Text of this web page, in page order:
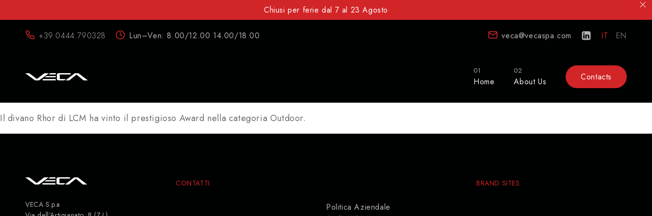
Chiusi per ferie dal 7 al 23 Agosto
+39.0444.790328 Lun–Ven: 8.00/12.00 14.00/18.00 veca@vecaspa.com IT EN
01
Home
02
About Us Contacts
Il divano Rhor di LCM ha vinto il prestigioso Award nella categoria Outdoor.
VECA S.p.a
CONTATTI
Politica Aziendale
BRAND SITES